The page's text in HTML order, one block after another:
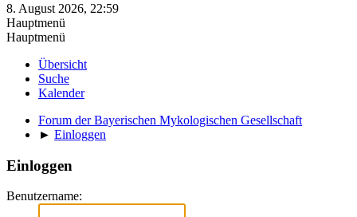
8. August 2026, 22:59
Hauptmenü
Hauptmenü
Übersicht
Suche
Kalender
Forum der Bayerischen Mykologischen Gesellschaft
► Einloggen
Einloggen
Benutzername: